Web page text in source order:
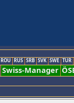
ROU RUS SRB SVK SWE TUR
Swiss-Manager